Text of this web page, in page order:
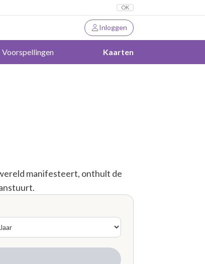
OK
Inloggen
Voorspellingen Kaarten
manifesteert, onthult de